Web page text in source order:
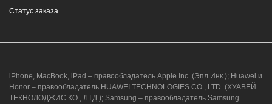
Статус заказа
iPhone, MacBook, iPad – правообладатель Apple Inc. (Эпл Инк.); Huawei и
Honor – правообладатель HUAWEI TECHNOLOGIES CO., LTD. (ХУАВЕЙ
ТЕКНОЛОДЖИС КО., ЛТД.); Samsung – правообладатель Samsung